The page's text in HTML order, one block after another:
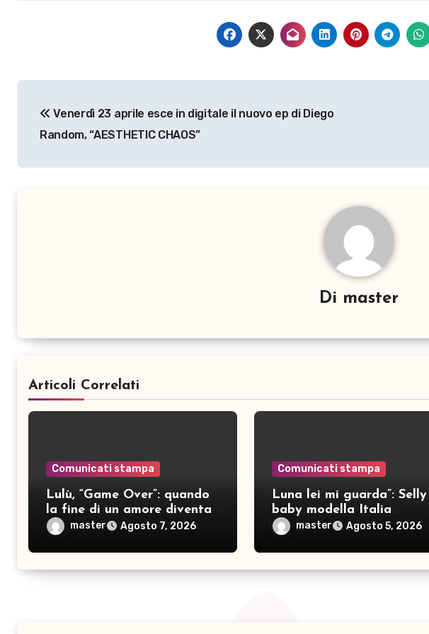
articoli
Venerdì 23 aprile esce in digitale il nuovo ep di Diego
Random, “AESTHETIC CHAOS”
Di master
Articoli Correlati
Comunicati stampa
Lulù, “Game Over”: quando
la fine di un amore diventa
consapevolezza
master Agosto 7, 2026
Comunicati stampa
Luna lei mi guarda”: Selly
baby modella Italia
pubblica nove brani inediti
master Agosto 5, 2026